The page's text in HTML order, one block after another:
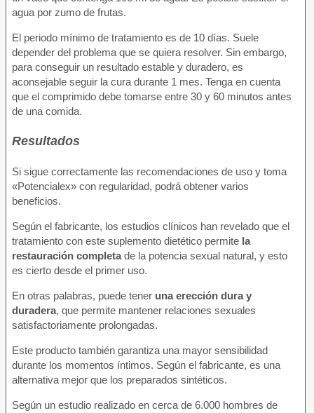
agua por zumo de frutas.
El periodo mínimo de tratamiento es de 10 días. Suele
depender del problema que se quiera resolver. Sin embargo,
para conseguir un resultado estable y duradero, es
aconsejable seguir la cura durante 1 mes. Tenga en cuenta
que el comprimido debe tomarse entre 30 y 60 minutos antes
de una comida.
Resultados
Si sigue correctamente las recomendaciones de uso y toma
«Potencialex» con regularidad, podrá obtener varios
beneficios.
Según el fabricante, los estudios clínicos han revelado que el
tratamiento con este suplemento dietético permite la
restauración completade la potencia sexual natural, y esto
es cierto desde el primer uso.
En otras palabras, puede tener una erección dura y
duradera, que permite mantener relaciones sexuales
satisfactoriamente prolongadas.
Este producto también garantiza una mayor sensibilidad
durante los momentos íntimos. Según el fabricante, es una
alternativa mejor que los preparados sintéticos.
Según un estudio realizado en cerca de 6.000 hombres de